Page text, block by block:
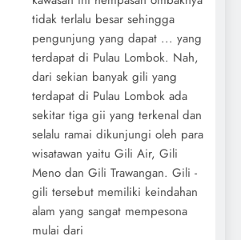
tidak terlalu besar sehingga
pengunjung yang dapat ... yang
terdapat di Pulau Lombok. Nah,
dari sekian banyak gili yang
terdapat di Pulau Lombok ada
sekitar tiga gii yang terkenal dan
selalu ramai dikunjungi oleh para
wisatawan yaitu Gili Air, Gili
Meno dan Gili Trawangan. Gili -
gili tersebut memiliki keindahan
alam yang sangat mempesona
mulai dari